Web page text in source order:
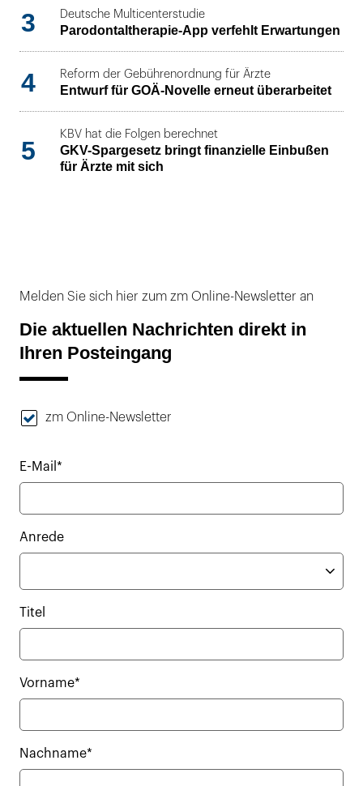
3 Deutsche Multicenterstudie
Parodontaltherapie-App verfehlt Erwartungen
4 Reform der Gebührenordnung für Ärzte
Entwurf für GOÄ-Novelle erneut überarbeitet
5
KBV hat die Folgen berechnet
GKV-Spargesetz bringt finanzielle Einbußen
für Ärzte mit sich
Melden Sie sich hier zum zm Online-Newsletter an
Die aktuellen Nachrichten direkt in
Ihren Posteingang
zm Online-Newsletter
E-Mail*
Anrede
Titel
Vorname*
Nachname*